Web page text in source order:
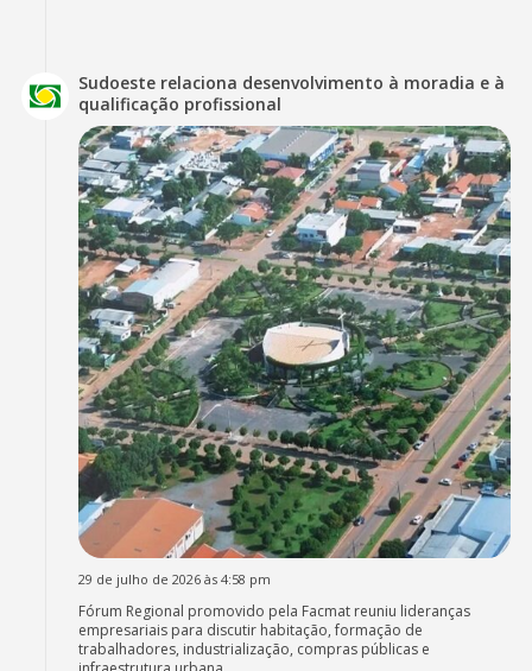
Sudoeste relaciona desenvolvimento à moradia e à
qualificação profissional
29 de julho de 2026 às 4:58 pm
Fórum Regional promovido pela Facmat reuniu lideranças
empresariais para discutir habitação, formação de
trabalhadores, industrialização, compras públicas e